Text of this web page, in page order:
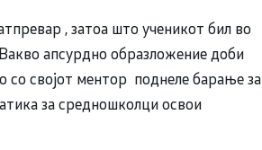
, затоа што ученикот бил во
апсурдно образложение доби
со својот ментор поднеле барање за
за средношколци освои